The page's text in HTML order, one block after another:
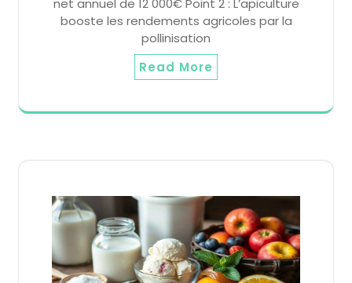
net annuel de 12 000€ Point 2 : L’apiculture
booste les rendements agricoles par la
pollinisation
Read More